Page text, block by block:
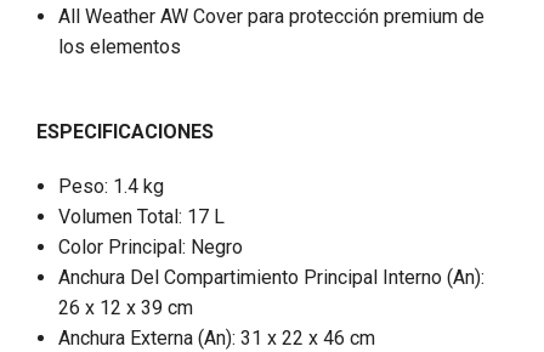
All Weather AW Cover para protección premium de
los elementos
ESPECIFICACIONES
Peso: 1.4 kg
Volumen Total: 17 L
Color Principal: Negro
Anchura Del Compartimiento Principal Interno (An):
26 x 12 x 39 cm
Anchura Externa (An): 31 x 22 x 46 cm